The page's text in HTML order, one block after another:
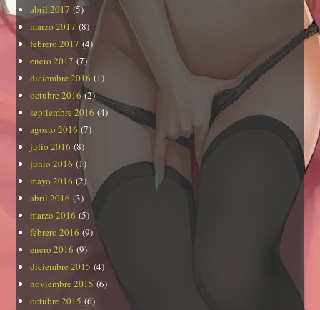
abril 2017 (5)
marzo 2017 (8)
febrero 2017 (4)
enero 2017 (7)
diciembre 2016 (1)
octubre 2016(2)
septiembre 2016 (4)
agosto 2016 (7)
julio 2016 (8)
junio 2016 (1)
mayo 2016 (2)
abril 2016 (3)
marzo 2016 (5)
febrero 2016 (9)
enero 2016 (9)
diciembre 2015 (4)
noviembre 2015 (6)
octubre 2015 (6)